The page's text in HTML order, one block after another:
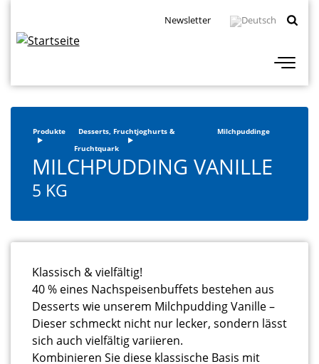
Inhalt
Navigation
Newsletter
Produkte
Desserts, Fruchtjoghurts &
Fruchtquark
Milchpuddinge
MILCHPUDDING VANILLE
5 KG
Klassisch & vielfältig!
40 % eines Nachspeisenbuffets bestehen aus
Desserts wie unserem Milchpudding Vanille –
Dieser schmeckt nicht nur lecker, sondern lässt
sich auch vielfältig variieren.
Kombinieren Sie diese klassische Basis mit